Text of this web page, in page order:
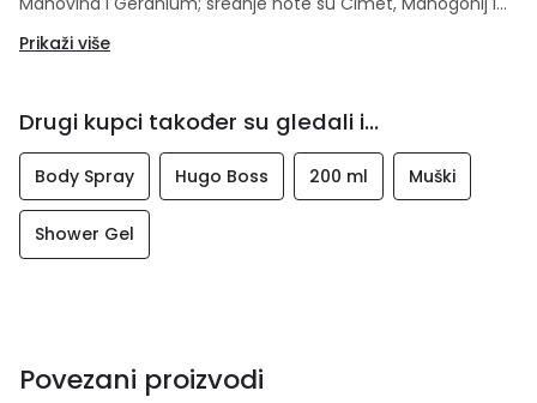
vetiver i Maslinovo drvo.
Prikaži više
Drugi kupci također su gledali i...
Body Spray Hugo Boss 200 ml Muški
Shower Gel
Povezani proizvodi